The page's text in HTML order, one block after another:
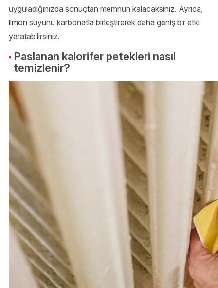
uyguladığınızda sonuçtan memnun kalacaksınız. Ayrıca,
limon suyunu karbonatla birleştirerek daha geniş bir etki
yaratabilirsiniz.
Paslanan kalorifer petekleri nasıl
temizlenir?